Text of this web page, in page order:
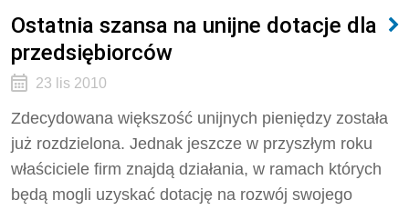
Ostatnia szansa na unijne dotacje dla
przedsiębiorców
23 lis 2010
Zdecydowana większość unijnych pieniędzy została
już rozdzielona. Jednak jeszcze w przyszłym roku
właściciele firm znajdą działania, w ramach których
będą mogli uzyskać dotację na rozwój swojego